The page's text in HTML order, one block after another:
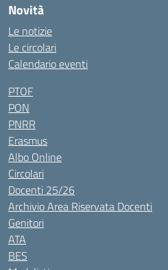
Novità
Le notizie
Le circolari
Calendario eventi
PTOF
PON
PNRR
Erasmus
Albo Online
Circolari
Docenti 25/26
Archivio Area Riservata Docenti
Genitori
ATA
BES